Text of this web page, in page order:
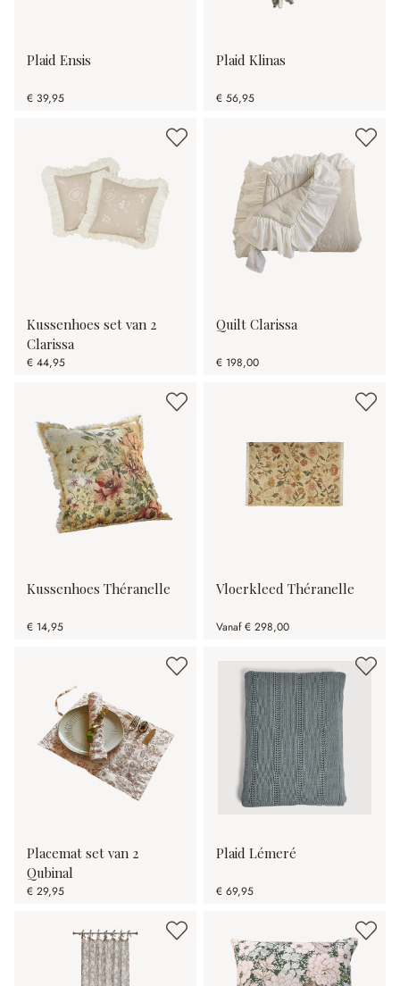
Plaid Ensis
€ 39,95
Plaid Klinas
€ 56,95
Kussenhoes set van 2
Clarissa
€ 44,95
Quilt Clarissa
€ 198,00
Kussenhoes Théranelle
€ 14,95
Vloerkleed Théranelle
Vanaf € 298,00
Placemat set van 2
Qubinal
€ 29,95
Plaid Lémeré
€ 69,95